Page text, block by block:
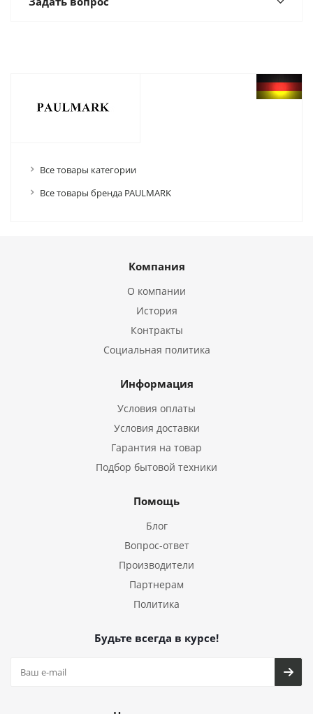
Все товары категории
Все товары бренда PAULMARK
Компания
О компании
История
Контракты
Социальная политика
Информация
Условия оплаты
Условия доставки
Гарантия на товар
Подбор бытовой техники
Помощь
Блог
Вопрос-ответ
Производители
Партнерам
Политика
Будьте всегда в курсе!